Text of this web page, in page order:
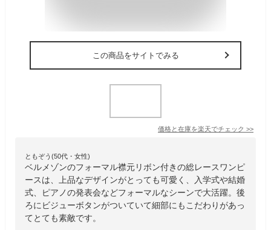
この商品をサイトでみる
価格と在庫を楽天でチェック >>
ともぞう(50代・女性)
ベルメゾンのフォーマル襟元リボン付きの総レースワンピ
ースは、上品なデザインがとっても可愛く、入学式や結婚
式、ピアノの発表会などフォーマルなシーンで大活躍。後
ろにビジューボタンがついていて細部にもこだわりがあっ
てとても素敵です。